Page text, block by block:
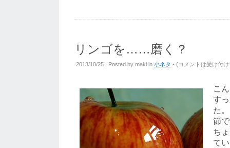
リンゴを……磨く？
2013/10/25 | Posted by maki in 小ネタ - (コメントは受け付
こ
す
た
節
ち
て